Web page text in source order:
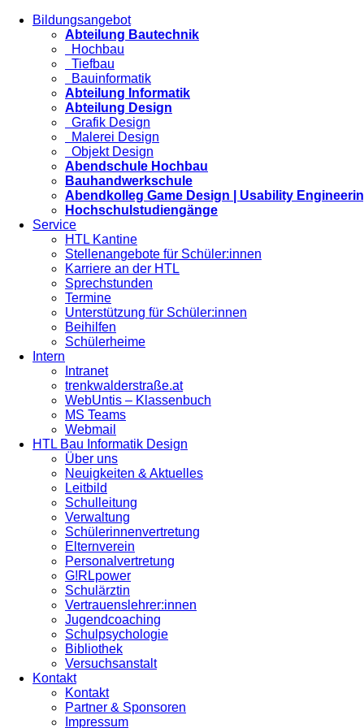
Bildungsangebot
Abteilung Bautechnik
Hochbau
Tiefbau
Bauinformatik
Abteilung Informatik
Abteilung Design
Grafik Design
Malerei Design
Objekt Design
Abendschule Hochbau
Bauhandwerkschule
Abendkolleg Game Design | Usability
Hochschulstudiengänge
Service
HTL Kantine
Stellenangebote für Schüler:innen
Karriere an der HTL
Sprechstunden
Termine
Unterstützung für Schüler:innen
Beihilfen
Schülerheime
Intern
Intranet
trenkwalderstraße.at
WebUntis – Klassenbuch
MS Teams
Webmail
HTL Bau Informatik Design
Über uns
Neuigkeiten & Aktuelles
Leitbild
Schulleitung
Verwaltung
Schülerinnenvertretung
Elternverein
Personalvertretung
G!RLpower
Schulärztin
Vertrauenslehrer:innen
Jugendcoaching
Schulpsychologie
Bibliothek
Versuchsanstalt
Kontakt
Kontakt
Partner & Sponsoren
Impressum